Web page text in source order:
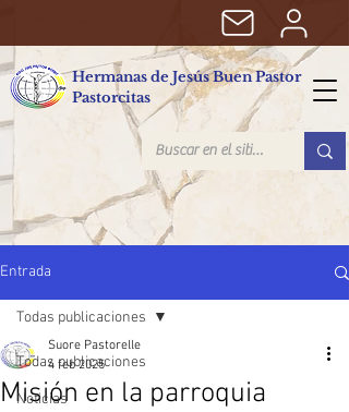
Hermanas de Jesús Buen Pastor
Pastorcitas
Entrada
Todas publicaciones
Noticias
Todas publicaciones
Misión en la parroquia
Suore Pastorelle
4 feb 2025